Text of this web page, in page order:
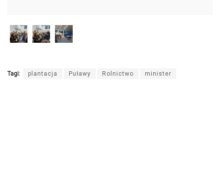
Tagi: plantacja Puławy Rolnictwo minister